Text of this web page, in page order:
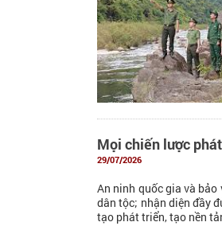
Mọi chiến lược
29/07/2026
An ninh quốc gia và
dân tộc; nhận diện đầy
tạo phát triển, tạo nền